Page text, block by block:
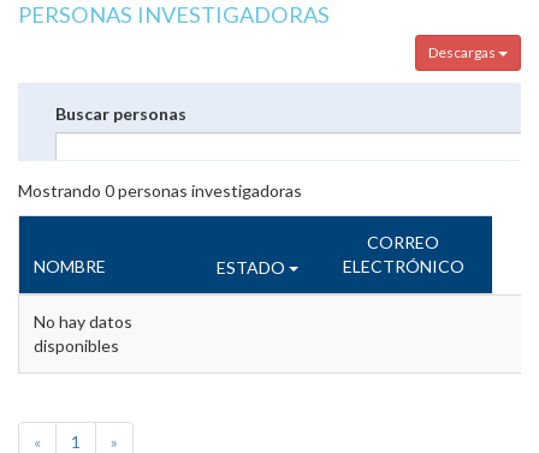
PERSONAS INVESTIGADORAS
Descargas
Buscar personas
Mostrando 0personas investigadoras
NOMBRE ESTADO
CORREO
ELECTRÓNICO
No hay datos
disponibles
« 1 »